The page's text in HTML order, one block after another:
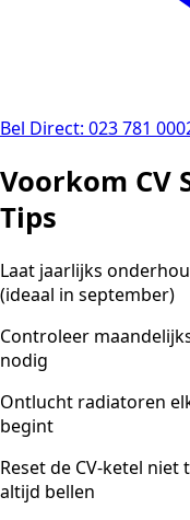
Bel Direct: 023 781
Voorkom CV
Tips
Laat jaarlijks
(ideaal in september)
Controleer
nodig
Ontlucht radiatoren
begint
Reset de CV-ketel
altijd bellen